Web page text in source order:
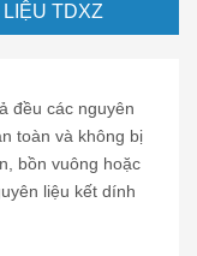
TDXZ
đều các nguyên
toàn và không bị
bồn vuông hoặc
liệu kết dính